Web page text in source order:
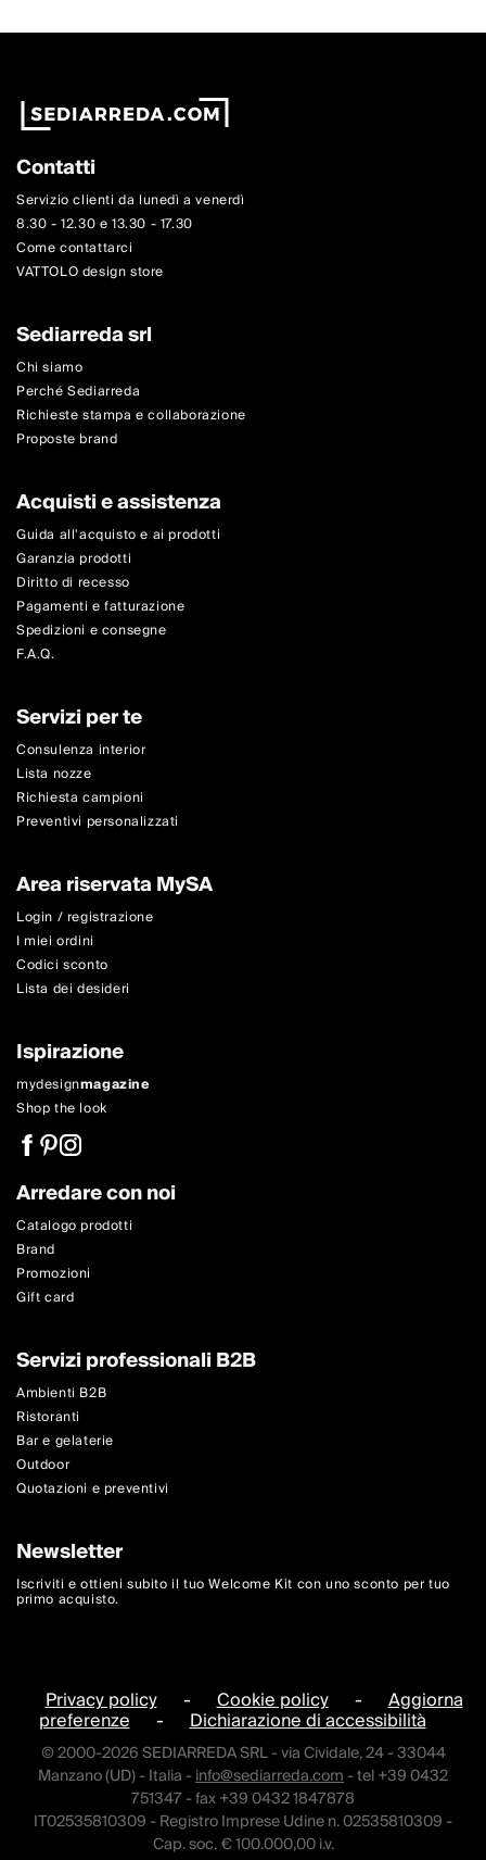
Contatti
Servizio clienti da lunedì a venerdì
8.30 - 12.30 e 13.30 - 17.30
Come contattarci
VATTOLO design store
Sediarreda srl
Chi siamo
Perché Sediarreda
Richieste stampa e collaborazione
Proposte brand
Acquisti e assistenza
Guida all'acquisto e ai prodotti
Garanzia prodotti
Diritto di recesso
Pagamenti e fatturazione
Spedizioni e consegne
F.A.Q.
Servizi per te
Consulenza interior
Lista nozze
Richiesta campioni
Preventivi personalizzati
Area riservata MySA
Login / registrazione
I miei ordini
Codici sconto
Lista dei desideri
Ispirazione
mydesignmagazine
Shop the look
Arredare con noi
Catalogo prodotti
Brand
Promozioni
Gift card
Servizi professionali B2B
Ambienti B2B
Ristoranti
Bar e gelaterie
Outdoor
Quotazioni e preventivi
Newsletter
Iscriviti e ottieni subito il tuo Welcome Kit con uno sconto per tuo
primo acquisto.
Privacy policy - Cookie policy - Aggiorna
preferenze - Dichiarazione di accessibilità
© 2000-2026 SEDIARREDA SRL - via Cividale, 24 - 33044
Manzano (UD) - Italia -info@sediarreda.com- tel +39 0432
751347 - fax +39 0432 1847878
IT02535810309 - Registro Imprese Udine n. 02535810309 -
Cap. soc. € 100.000,00 i.v.